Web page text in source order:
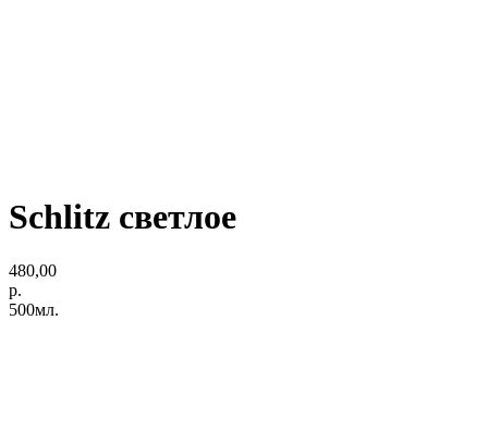
Schlitz светлое
480,00
р.
500мл.